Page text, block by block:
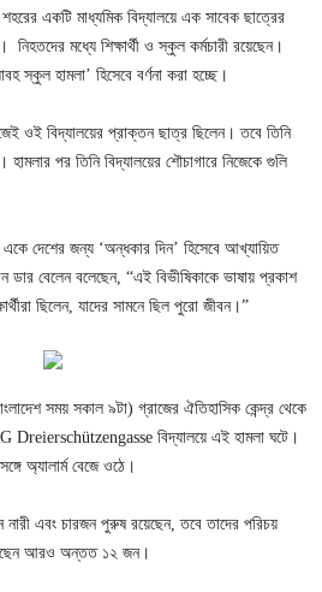
একটি মাধ্যমিক বিদ্যালয়ে এক সাবেক ছাত্রের
মধ্যে শিক্ষার্থী ও স্কুল কর্মচারী রয়েছেন।
স্কুল হামলা’ হিসেবে বর্ণনা করা হচ্ছে।
ওই বিদ্যালয়ের প্রাক্তন ছাত্র ছিলেন। তবে তিনি
পর তিনি বিদ্যালয়ের শৌচাগারে নিজেকে গুলি
একে দেশের জন্য ‘অন্ধকার দিন’ হিসেবে আখ্যায়িত
ডার বেলেন বলেছেন, “এই বিভীষিকাকে ভাষায় প্রকাশ
ছিলেন, যাদের সামনে ছিল পুরো জীবন।”
সময় সকাল ৯টা) গ্রাজের ঐতিহাসিক কেন্দ্র থেকে
Dreierschützengasse বিদ্যালয়ে এই হামলা ঘটে।
অ্যালার্ম বেজে ওঠে।
নারী এবং চারজন পুরুষ রয়েছেন, তবে তাদের পরিচয়
আরও অন্তত ১২ জন।